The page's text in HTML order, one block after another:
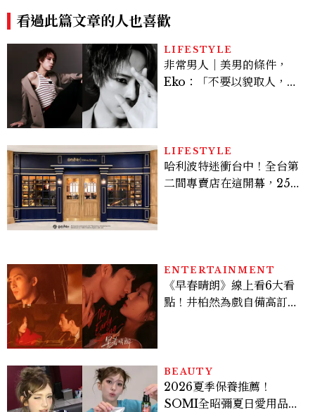
看過此篇文章的人也喜歡
LIFESTYLE
非常男人｜美男的條件，
Eko：「不要以貌取人，內
LIFESTYLE
哈利波特迷衝台中！全台第
二間專賣店在這開幕，25週
ENTERTAINMENT
《早春晴朗》線上看6大看
點！井柏然為戲自備高訂，
BEAUTY
2026夏季保養推薦！
SOMI全昭彌夏日愛用品公